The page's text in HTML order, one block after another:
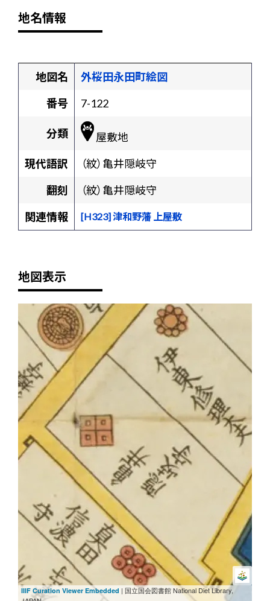
地名情報
地図名
外桜田永田町絵図
番号
7-122
分類
屋敷地
現代語訳
（紋）亀井隠岐守
翻刻
（紋）亀井隠岐守
関連情報
[H323] 津和野藩 上屋敷
地図表示
+
-
IIIF Curation Viewer Embedded | 国立国会図書館 National Diet Library,